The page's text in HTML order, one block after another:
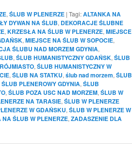
, ŚLUB W PLENERZE | Tagi:ALTANKA NA
DYWAN NA ŚLUB, DEKORACJE ŚLUBNE
, KRZESŁA NA ŚLUB W PLENERZE, MIEJSCE
, MIEJSCE NA ŚLUB W SOPOCIE,
ŚLUBU NAD MORZEM GDYNIA,
, ŚLUB HUMANISTYCZNY GDAŃSK, ŚLUB
, ŚLUB HUMANISTYCZNY W
, ŚLUB NA STATKU, ślub nad morzem, ŚLUB
ŚLUB PLENEROWY GDYNIA, ŚLUB
, ŚLUB POZA USC NAD MORZEM, ŚLUB W
NA TARASIE, ŚLUB W PLENERZE
W GDAŃSKU, ŚLUB W PLENERZE W
ŚLUB W PLENERZE, ZADASZENIE DLA